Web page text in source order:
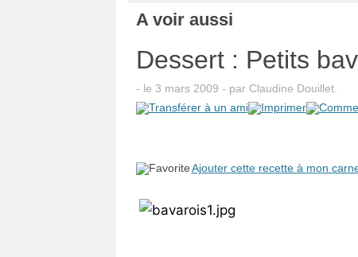
A voir aussi
Dessert : Petits
- le 3 mars 2009 - par Claudine Douillet.
Ajouter cette recette à mon